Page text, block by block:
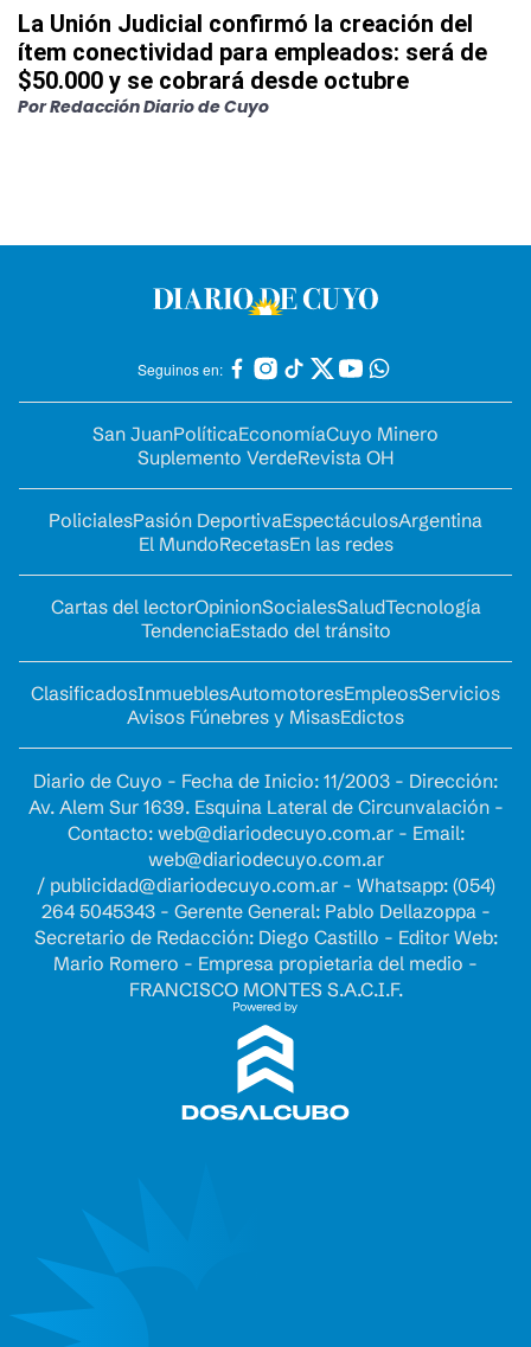
La Unión Judicial confirmó la creación del
ítem conectividad para empleados: será de
$50.000 y se cobrará desde octubre
PorRedacción Diario de Cuyo
Seguinos en:
San JuanPolíticaEconomíaCuyo Minero
Suplemento VerdeRevista OH
PolicialesPasión DeportivaEspectáculosArgentina
El MundoRecetasEn las redes
Cartas del lectorOpinionSocialesSaludTecnología
TendenciaEstado del tránsito
ClasificadosInmueblesAutomotoresEmpleosServicios
Avisos Fúnebres y MisasEdictos
Diario de Cuyo - Fecha de Inicio: 11/2003 - Dirección:
Av. Alem Sur 1639. Esquina Lateral de Circunvalación -
Contacto: web@diariodecuyo.com.ar- Email:
web@diariodecuyo.com.ar
/ publicidad@diariodecuyo.com.ar- Whatsapp: (054)
264 5045343 - Gerente General: Pablo Dellazoppa -
Secretario de Redacción: Diego Castillo - Editor Web:
Mario Romero - Empresa propietaria del medio -
FRANCISCO MONTES S.A.C.I.F.